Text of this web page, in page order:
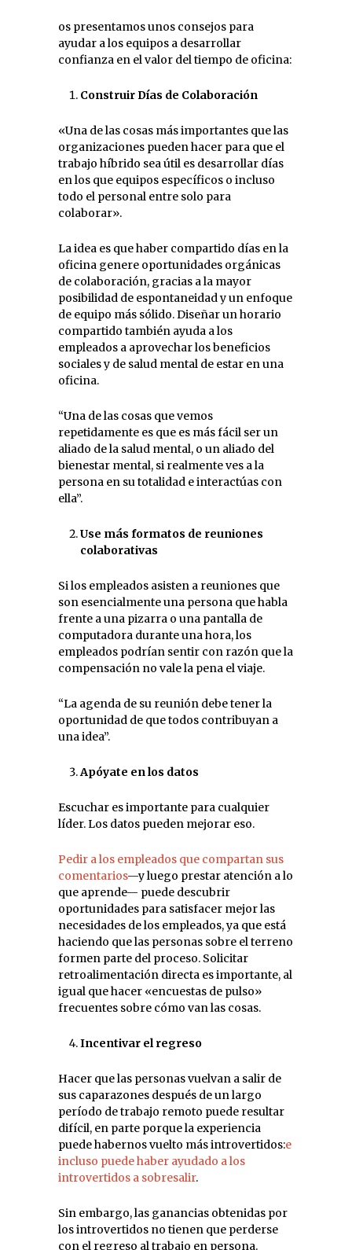
os presentamos unos consejos para
ayudar a los equipos a desarrollar
confianza en el valor del tiempo de oficina:
Construir Días de Colaboración
«Una de las cosas más importantes que las
organizaciones pueden hacer para que el
trabajo híbrido sea útil es desarrollar días
en los que equipos específicos o incluso
todo el personal entre solo para
colaborar».
La idea es que haber compartido días en la
oficina genere oportunidades orgánicas
de colaboración, gracias a la mayor
posibilidad de espontaneidad y un enfoque
de equipo más sólido. Diseñar un horario
compartido también ayuda a los
empleados a aprovechar los beneficios
sociales y de salud mental de estar en una
oficina.
“Una de las cosas que vemos
repetidamente es que es más fácil ser un
aliado de la salud mental, o un aliado del
bienestar mental, si realmente ves a la
persona en su totalidad e interactúas con
ella”.
Use más formatos de reuniones
colaborativas
Si los empleados asisten a reuniones que
son esencialmente una persona que habla
frente a una pizarra o una pantalla de
computadora durante una hora, los
empleados podrían sentir con razón que la
compensación no vale la pena el viaje.
“La agenda de su reunión debe tener la
oportunidad de que todos contribuyan a
una idea”.
Apóyate en los datos
Escuchar es importante para cualquier
líder. Los datos pueden mejorar eso.
Pedir a los empleados que compartan sus
comentarios—y luego prestar atención a lo
que aprende— puede descubrir
oportunidades para satisfacer mejor las
necesidades de los empleados, ya que está
haciendo que las personas sobre el terreno
formen parte del proceso. Solicitar
retroalimentación directa es importante, al
igual que hacer «encuestas de pulso»
frecuentes sobre cómo van las cosas.
Incentivar el regreso
Hacer que las personas vuelvan a salir de
sus caparazones después de un largo
período de trabajo remoto puede resultar
difícil, en parte porque la experiencia
puede habernos vuelto más introvertidos:e
incluso puede haber ayudado a los
introvertidos a sobresalir.
Sin embargo, las ganancias obtenidas por
los introvertidos no tienen que perderse
con el regreso al trabajo en persona.